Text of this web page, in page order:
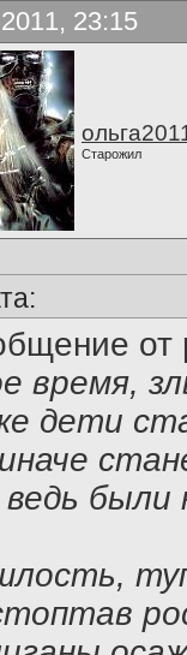
23:15
Старожил
от
время,
дети
были